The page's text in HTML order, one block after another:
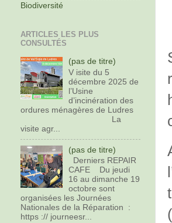
Biodiversité
ARTICLES LES PLUS
CONSULTÉS
(pas de titre)
V isite du 5
décembre 2025 de
l’Usine
d’incinération des
ordures ménagères de Ludres
La
visite agr...
(pas de titre)
Derniers REPAIR
CAFE Du jeudi
16 au dimanche 19
octobre sont
organisées les Journées
Nationales de la Réparation :
https :// journeesr...